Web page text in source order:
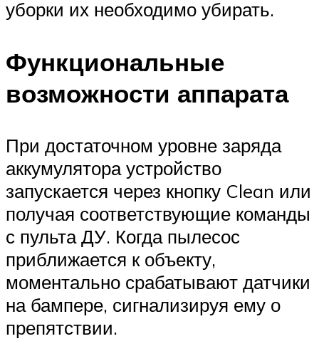
уборки их необходимо убирать.
Функциональные
возможности аппарата
При достаточном уровне заряда
аккумулятора устройство
запускается через кнопку Clean или
получая соответствующие команды
с пульта ДУ. Когда пылесос
приближается к объекту,
моментально срабатывают датчики
на бампере, сигнализируя ему о
препятствии.